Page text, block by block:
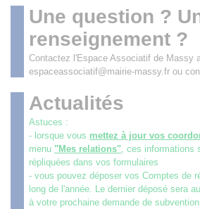
Une question ?
renseignement ?
Contactez l'Espace Associatif de Massy
espaceassociatif@mairie-massy.fr ou
Actualités
Astuces :
- lorsque vous mettez à jour vos
menu "Mes relations", ces informations
répliquées dans vos formulaires
- vous pouvez déposer vos Comptes de
long de l'année. Le dernier déposé sera
à votre prochaine demande de